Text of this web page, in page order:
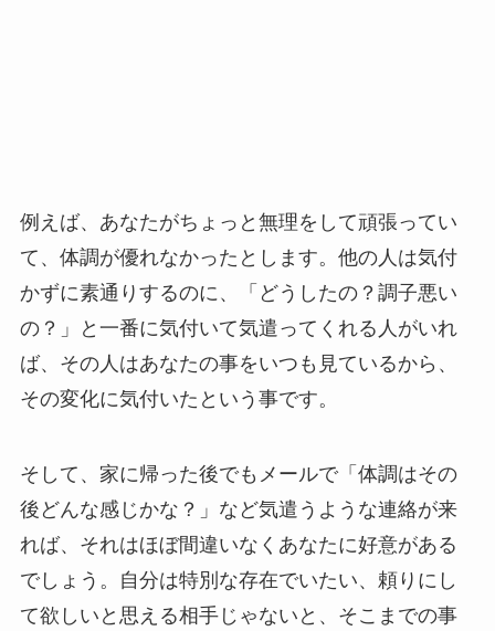
例えば、あなたがちょっと無理をして頑張ってい
て、体調が優れなかったとします。他の人は気付
かずに素通りするのに、「どうしたの？調子悪い
の？」と一番に気付いて気遣ってくれる人がいれ
ば、その人はあなたの事をいつも見ているから、
その変化に気付いたという事です。
そして、家に帰った後でもメールで「体調はその
後どんな感じかな？」など気遣うような連絡が来
れば、それはほぼ間違いなくあなたに好意がある
でしょう。自分は特別な存在でいたい、頼りにし
て欲しいと思える相手じゃないと、そこまでの事